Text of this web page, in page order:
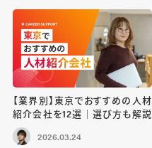
【業界別】東京でおすすめの人材
紹介会社を12選｜選び方も解説
2026.03.24